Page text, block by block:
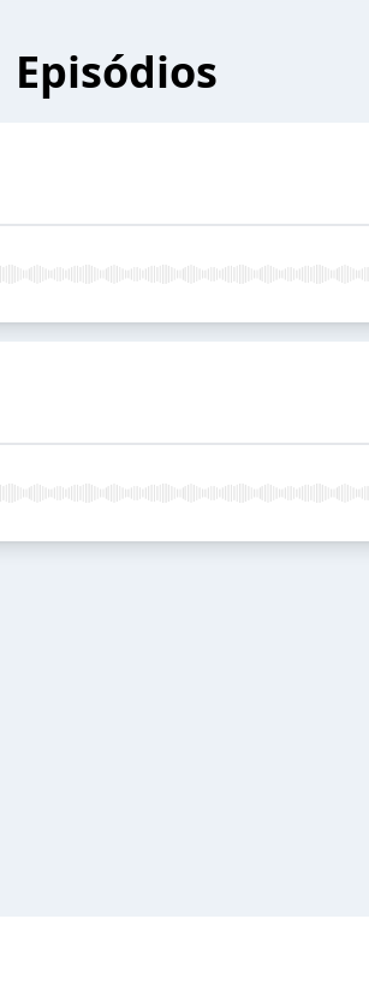
Episódios